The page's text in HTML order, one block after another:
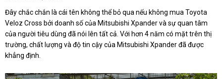
Đây chắc chắn là cái tên không thể bỏ qua nếu không mua Toyota
Veloz Cross bởi doanh số của Mitsubishi Xpander và sự quan tâm
của người tiêu dùng đã nói lên tất cả. Với hơn 4 năm có mặt trên thị
trường, chất lượng và độ tin cậy của Mitsubishi Xpander đã được
khẳng định.